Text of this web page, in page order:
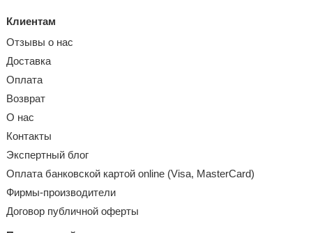
Клиентам
Отзывы о нас
Доставка
Оплата
Возврат
О нас
Контакты
Экспертный блог
Оплата банковской картой online (Visa, MasterCard)
Фирмы-производители
Договор публичной оферты